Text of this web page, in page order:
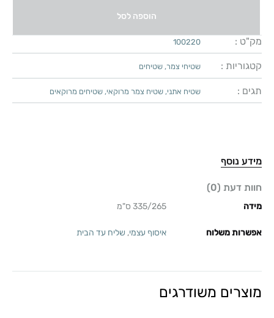
הוספה לסל
מק"ט : 100220
קטגוריות : שטיחי צמר, שטיחים
תגים : שטיח אתני, שטיח צמר מרוקאי, שטיחים מרוקאים
מידע נוסף
חוות דעת (0)
מידה 335/265 ס"מ
אפשרות משלוח איסוף עצמי, שליח עד הבית
מוצרים משודרגים